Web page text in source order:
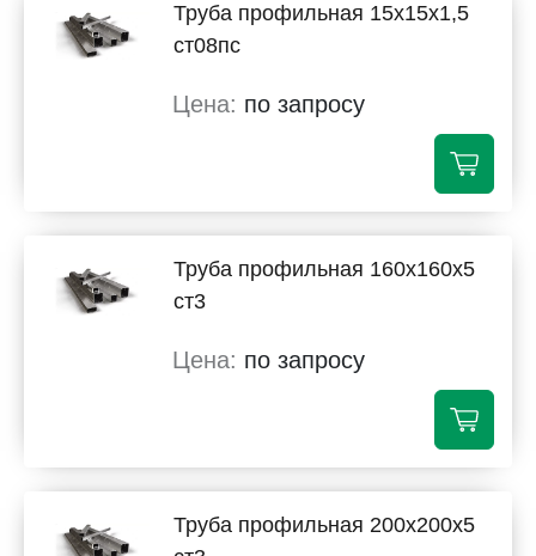
Труба профильная 15х15х1,5
ст08пс
по запросу
Труба профильная 160х160х5
ст3
по запросу
Труба профильная 200х200х5